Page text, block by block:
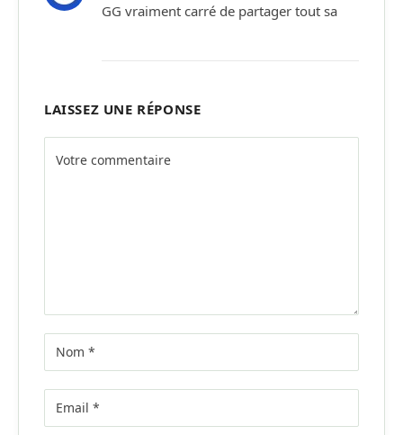
GG vraiment carré de partager tout sa
LAISSEZ UNE RÉPONSE